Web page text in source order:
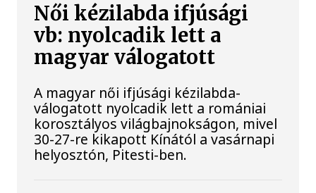
Női kézilabda ifjúsági
vb: nyolcadik lett a
magyar válogatott
A magyar női ifjúsági kézilabda-
válogatott nyolcadik lett a romániai
korosztályos világbajnokságon, mivel
30-27-re kikapott Kínától a vasárnapi
helyosztón, Pitesti-ben.